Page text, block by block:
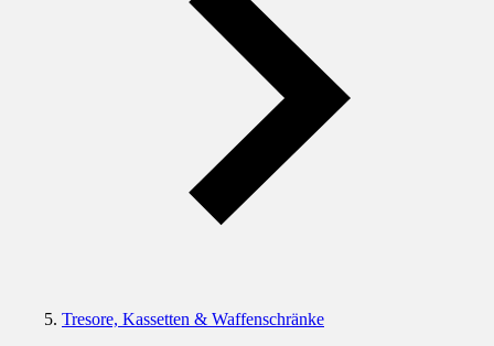
Tresore, Kassetten & Waffenschränke